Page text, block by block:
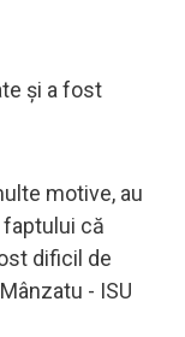
și a fost
motive, au
că
dificil de
- ISU